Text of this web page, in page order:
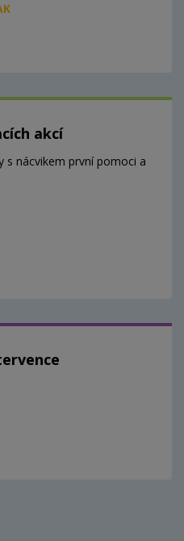
akcí
s nácvikem první pomoci a